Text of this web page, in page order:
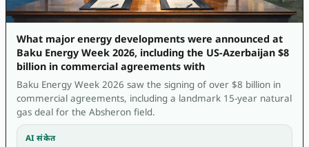
What major energy developments were announced at
Baku Energy Week 2026, including the US-Azerbaijan $8
billion in commercial agreements with
Baku Energy Week 2026 saw the signing of over $8 billion in
commercial agreements, including a landmark 15-year natural
gas deal for the Absheron field.
AI संकेत